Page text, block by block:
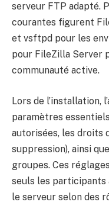
serveur FTP adapté.
courantes figurent
et vsftpd pour les
pour FileZilla Server
communauté active.
Lors de l’installation,
paramètres
autorisées, les droits
suppression), ainsi
groupes. Ces
seuls les participants
le serveur selon des